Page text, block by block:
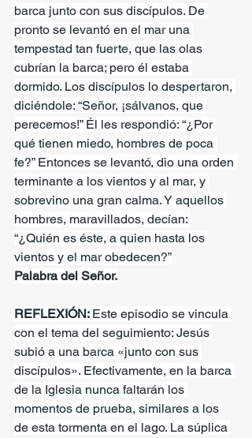
barca junto con sus discípulos. De
pronto se levantó en el mar una
tempestad tan fuerte, que las olas
cubrían la barca; pero él estaba
dormido. Los discípulos lo despertaron,
diciéndole: “Señor, ¡sálvanos, que
perecemos!” Él les respondió: “¿Por
qué tienen miedo, hombres de poca
fe?” Entonces se levantó, dio una orden
terminante a los vientos y al mar, y
sobrevino una gran calma. Y aquellos
hombres, maravillados, decían:
“¿Quién es éste, a quien hasta los
vientos y el mar obedecen?”
Palabra del Señor.
REFLEXIÓN: Este episodio se vincula
con el tema del seguimiento: Jesús
subió a una barca «junto con sus
discípulos». Efectivamente, en la barca
de la Iglesia nunca faltarán los
momentos de prueba, similares a los
de esta tormenta en el lago. La súplica